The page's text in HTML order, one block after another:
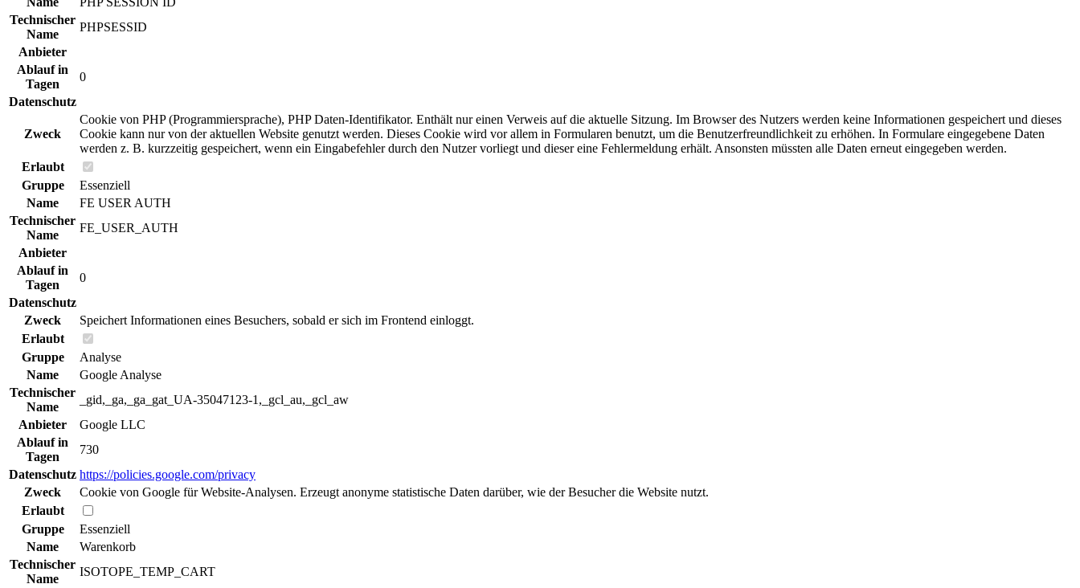
Technischer
Name
PHPSESSID
Anbieter
Ablauf in
Tagen
0
Datenschutz
Zweck
Cookie von PHP (Programmiersprache), PHP Daten-Identifikator. Enthält nur einen Verweis auf die aktuelle Sitzung. Im Browser des Nutzers werden keine Informationen gespeichert und dieses
Cookie kann nur von der aktuellen Website genutzt werden. Dieses Cookie wird vor allem in Formularen benutzt, um die Benutzerfreundlichkeit zu erhöhen. In Formulare eingegebene Daten
werden z. B. kurzzeitig gespeichert, wenn ein Eingabefehler durch den Nutzer vorliegt und dieser eine Fehlermeldung erhält. Ansonsten müssten alle Daten erneut eingegeben werden.
Erlaubt
Gruppe
Essenziell
Name
FE USER AUTH
Technischer
Name
FE_USER_AUTH
Anbieter
Ablauf in
Tagen
0
Datenschutz
Zweck
Speichert Informationen eines Besuchers, sobald er sich im Frontend einloggt.
Erlaubt
Gruppe
Analyse
Name
Google Analyse
Technischer
Name
_gid,_ga,_ga_gat_UA-35047123-1,_gcl_au,_gcl_aw
Anbieter
Google LLC
Ablauf in
Tagen
730
Datenschutz https://policies.google.com/privacy
Zweck
Cookie von Google für Website-Analysen. Erzeugt anonyme statistische Daten darüber, wie der Besucher die Website nutzt.
Erlaubt
Gruppe
Essenziell
Name
Warenkorb
Technischer
Name
ISOTOPE_TEMP_CART